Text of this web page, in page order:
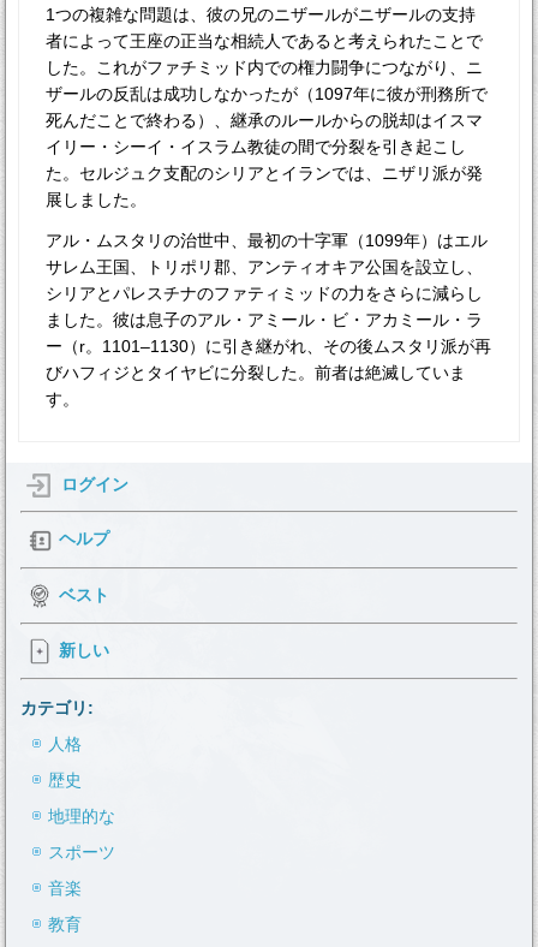
1つの複雑な問題は、彼の兄のニザールがニザールの支持
者によって王座の正当な相続人であると考えられたことで
した。これがファチミッド内での権力闘争につながり、ニ
ザールの反乱は成功しなかったが（1097年に彼が刑務所で
死んだことで終わる）、継承のルールからの脱却はイスマ
イリー・シーイ・イスラム教徒の間で分裂を引き起こし
た。セルジュク支配のシリアとイランでは、ニザリ派が発
展しました。
アル・ムスタリの治世中、最初の十字軍（1099年）はエル
サレム王国、トリポリ郡、アンティオキア公国を設立し、
シリアとパレスチナのファティミッドの力をさらに減らし
ました。彼は息子のアル・アミール・ビ・アカミール・ラ
ー（r。1101–1130）に引き継がれ、その後ムスタリ派が再
びハフィジとタイヤビに分裂した。前者は絶滅していま
す。
ログイン
ヘルプ
ベスト
新しい
カテゴリ:
人格
歴史
地理的な
スポーツ
音楽
教育